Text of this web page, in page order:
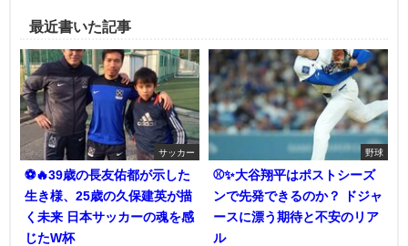
最近書いた記事
サッカー
⚽🔥39歳の長友佑都が示した
生き様、25歳の久保建英が描
く未来 日本サッカーの魂を感
じたW杯
野球
⚾✨大谷翔平はポストシーズ
ンで先発できるのか？ ドジャ
ースに漂う期待と不安のリア
ル